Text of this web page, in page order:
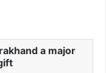
a major